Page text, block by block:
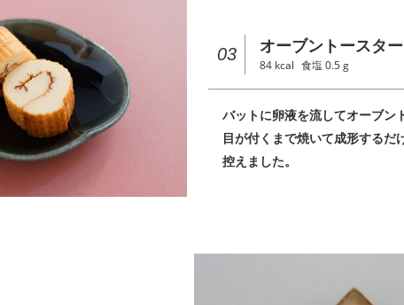
03 オーブントースタ
84 kcal 食塩 0.5g
バットに卵液を流してオーブン
目が付くまで焼いて成形するだ
控えました。